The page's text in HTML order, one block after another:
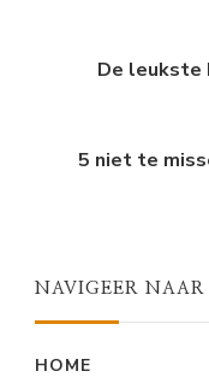
De leukste
5 niet te
NAVIGEER NAAR
HOME